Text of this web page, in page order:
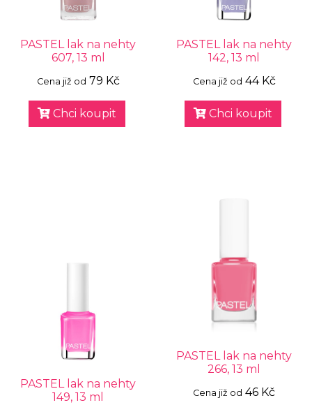
PASTEL lak na nehty
607, 13 ml
Cena již od 79 Kč
Chci koupit
PASTEL lak na nehty
142, 13 ml
Cena již od 44 Kč
Chci koupit
PASTEL lak na nehty
149, 13 ml
PASTEL lak na nehty
266, 13 ml
Cena již od 46 Kč